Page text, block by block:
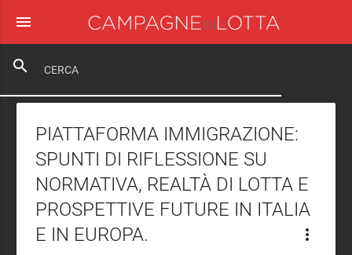
menu
search
PIATTAFORMA IMMIGRAZIONE:
SPUNTI DI RIFLESSIONE SU
NORMATIVA, REALTÀ DI LOTTA E
PROSPETTIVE FUTURE IN ITALIA
E IN EUROPA.
more_vert